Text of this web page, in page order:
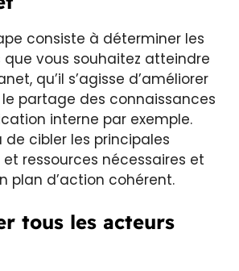
consiste à déterminer les
vous souhaitez atteindre
qu’il s’agisse d’améliorer
partage des connaissances
interne par exemple.
cibler les principales
ressources nécessaires et
plan d’action cohérent.
tous les acteurs